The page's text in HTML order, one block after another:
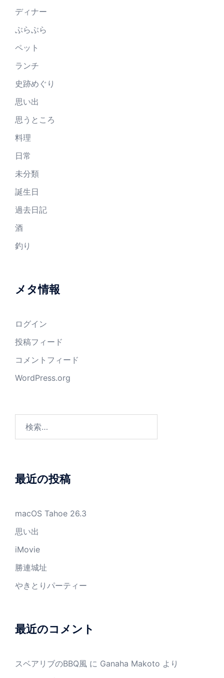
ディナー
ぶらぶら
ペット
ランチ
史跡めぐり
思い出
思うところ
料理
日常
未分類
誕生日
過去日記
酒
釣り
メタ情報
ログイン
投稿フィード
コメントフィード
WordPress.org
最近の投稿
macOS Tahoe 26.3
思い出
iMovie
勝連城址
やきとりパーティー
最近のコメント
スベアリブのBBQ風 に Ganaha Makoto より